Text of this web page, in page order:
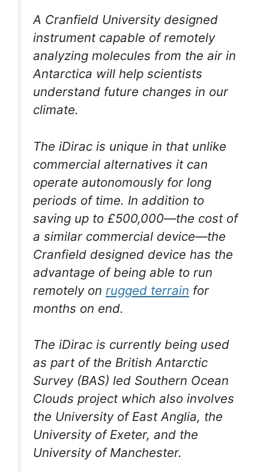
A Cranfield University designed
instrument capable of remotely
analyzing molecules from the air in
Antarctica will help scientists
understand future changes in our
climate.
The iDirac is unique in that unlike
commercial alternatives it can
operate autonomously for long
periods of time. In addition to
saving up to £500,000—the cost of
a similar commercial device—the
Cranfield designed device has the
advantage of being able to run
remotely on rugged terrain for
months on end.
The iDirac is currently being used
as part of the British Antarctic
Survey (BAS) led Southern Ocean
Clouds project which also involves
the University of East Anglia, the
University of Exeter, and the
University of Manchester.